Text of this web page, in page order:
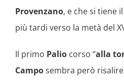
Provenzano, e che si tiene
più tardi verso la metà del
Il primo Palio corso “alla
Camposembra però